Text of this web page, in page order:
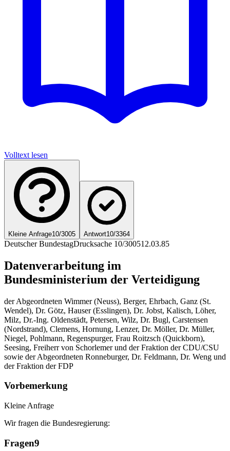
Volltext lesen
Kleine Anfrage10/3005 Antwort10/3364
Deutscher BundestagDrucksache 10/300512.03.85
Datenverarbeitung im
Bundesministerium der Verteidigung
der Abgeordneten Wimmer (Neuss), Berger, Ehrbach, Ganz (St.
Wendel), Dr. Götz, Hauser (Esslingen), Dr. Jobst, Kalisch, Löher,
Milz, Dr.-Ing. Oldenstädt, Petersen, Wilz, Dr. Bugl, Carstensen
(Nordstrand), Clemens, Hornung, Lenzer, Dr. Möller, Dr. Müller,
Niegel, Pohlmann, Regenspurger, Frau Roitzsch (Quickborn),
Seesing, Freiherr von Schorlemer und der Fraktion der CDU/CSU
sowie der Abgeordneten Ronneburger, Dr. Feldmann, Dr. Weng und
der Fraktion der FDP
Vorbemerkung
Kleine Anfrage
Wir fragen die Bundesregierung:
Fragen9